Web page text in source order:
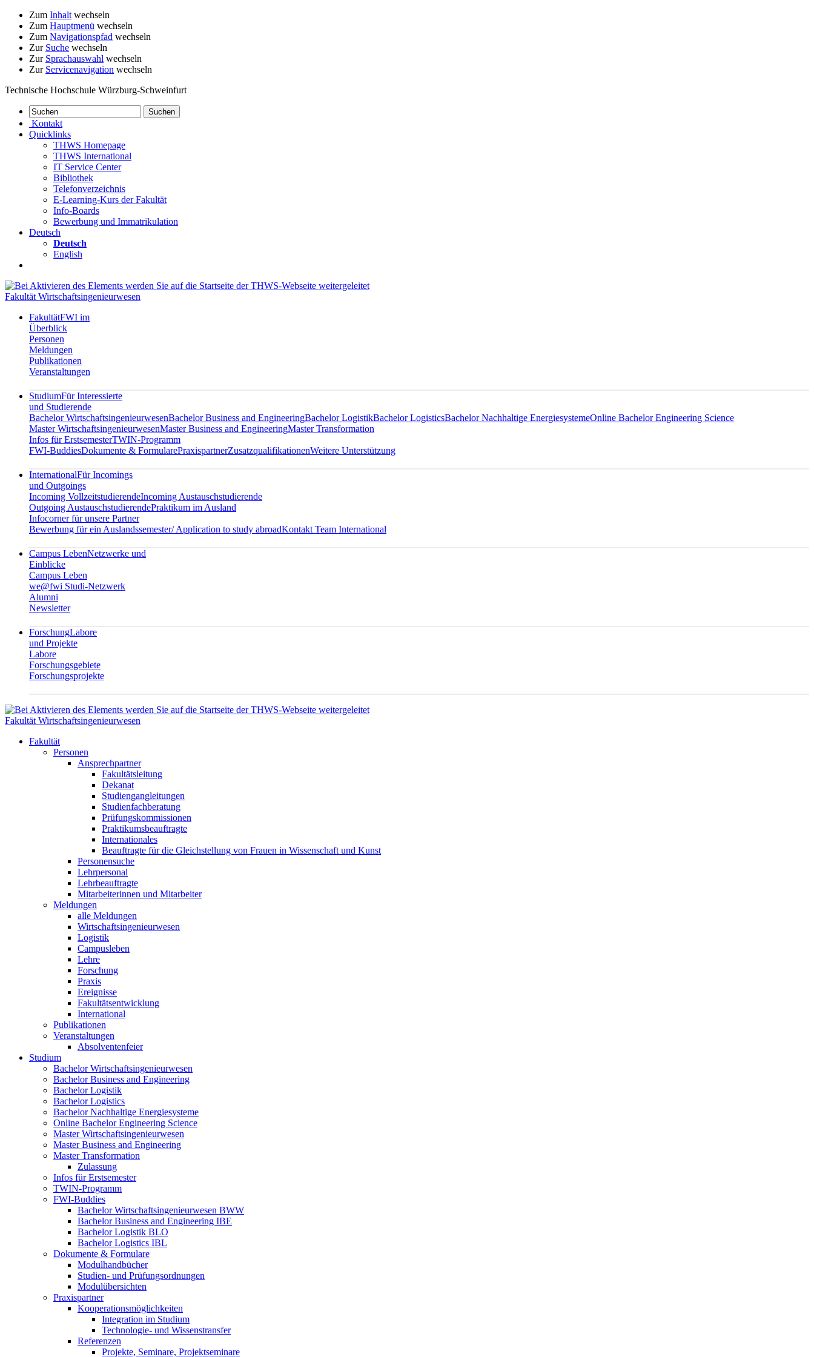
Zum Inhalt wechseln
Zum Hauptmenü wechseln
Zum Navigationspfad wechseln
Zur Suche wechseln
Zur Sprachauswahl wechseln
Zur Servicenavigation wechseln
Technische Hochschule Würzburg-Schweinfurt
Kontakt
Quicklinks
THWS Homepage
THWS International
IT Service Center
Bibliothek
Telefonverzeichnis
E-Learning-Kurs der Fakultät
Info-Boards
Bewerbung und Immatrikulation
Deutsch
Deutsch
English
Fakultät Wirtschaftsingenieurwesen
FakultätFWI im
Überblick
Personen
Meldungen
Publikationen
Veranstaltungen
StudiumFür Interessierte
und Studierende
Bachelor WirtschaftsingenieurwesenBachelor Business and EngineeringBachelor LogistikBachelor LogisticsBachelor Nachhaltige EnergiesystemeOnline Bachelor Engineering Science
Master WirtschaftsingenieurwesenMaster Business and EngineeringMaster Transformation
Infos für ErstsemesterTWIN-Programm
FWI-BuddiesDokumente & FormularePraxispartnerZusatzqualifikationenWeitere Unterstützung
InternationalFür Incomings
und Outgoings
Incoming VollzeitstudierendeIncoming Austauschstudierende
Outgoing AustauschstudierendePraktikum im Ausland
Infocorner für unsere Partner
Bewerbung für ein Auslandssemester/ Application to study abroadKontakt Team International
Campus LebenNetzwerke und
Einblicke
Campus Leben
we@fwi Studi-Netzwerk
Alumni
Newsletter
ForschungLabore
und Projekte
Labore
Forschungsgebiete
Forschungsprojekte
Fakultät Wirtschaftsingenieurwesen
Fakultät
Personen
Ansprechpartner
Fakultätsleitung
Dekanat
Studiengangleitungen
Studienfachberatung
Prüfungskommissionen
Praktikumsbeauftragte
Internationales
Beauftragte für die Gleichstellung von Frauen in Wissenschaft und Kunst
Personensuche
Lehrpersonal
Lehrbeauftragte
Mitarbeiterinnen und Mitarbeiter
Meldungen
alle Meldungen
Wirtschaftsingenieurwesen
Logistik
Campusleben
Lehre
Forschung
Praxis
Ereignisse
Fakultätsentwicklung
International
Publikationen
Veranstaltungen
Absolventenfeier
Studium
Bachelor Wirtschaftsingenieurwesen
Bachelor Business and Engineering
Bachelor Logistik
Bachelor Logistics
Bachelor Nachhaltige Energiesysteme
Online Bachelor Engineering Science
Master Wirtschaftsingenieurwesen
Master Business and Engineering
Master Transformation
Zulassung
Infos für Erstsemester
TWIN-Programm
FWI-Buddies
Bachelor Wirtschaftsingenieurwesen BWW
Bachelor Business and Engineering IBE
Bachelor Logistik BLO
Bachelor Logistics IBL
Dokumente & Formulare
Modulhandbücher
Studien- und Prüfungsordnungen
Modulübersichten
Praxispartner
Kooperationsmöglichkeiten
Integration im Studium
Technologie- und Wissenstransfer
Referenzen
Projekte, Seminare, Projektseminare